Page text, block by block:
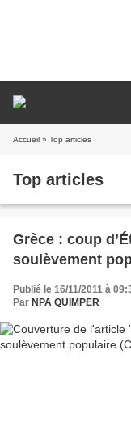
Accueil » Top articles
Top articles
Grèce : coup
soulèvement
Publié le 16/11/2011 à
Par NPA QUIMPER